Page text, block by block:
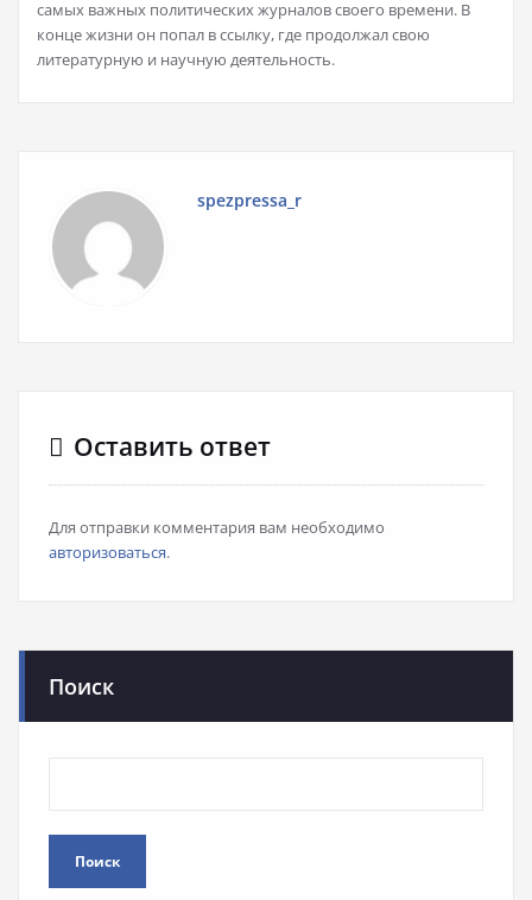
самых важных политических журналов своего времени. В
конце жизни он попал в ссылку, где продолжал свою
литературную и научную деятельность.
spezpressa_r
Оставить ответ
Для отправки комментария вам необходимо
авторизоваться.
Поиск
Поиск